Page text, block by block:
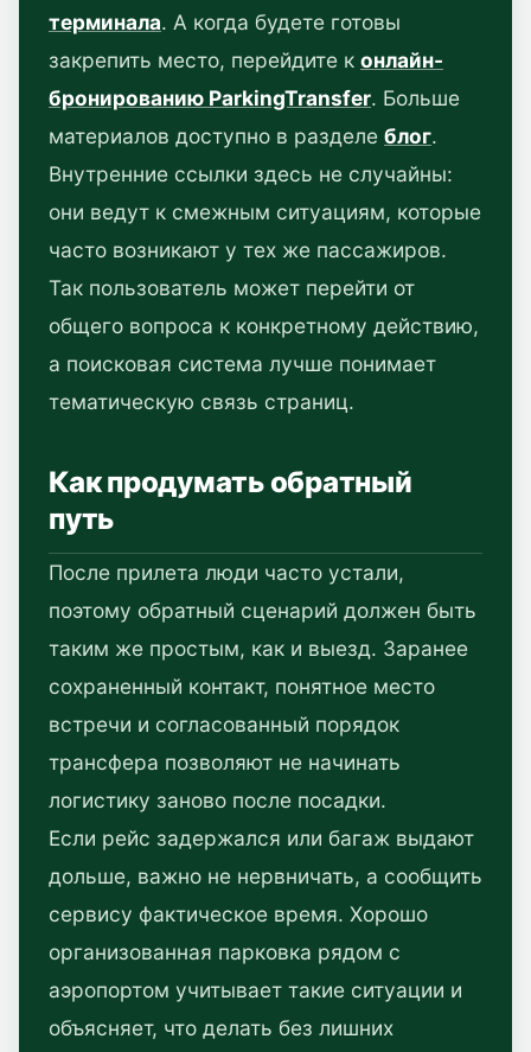
терминала. А когда будете готовы
закрепить место, перейдите к онлайн-
бронированию ParkingTransfer. Больше
материалов доступно в разделе блог.
Внутренние ссылки здесь не случайны:
они ведут к смежным ситуациям, которые
часто возникают у тех же пассажиров.
Так пользователь может перейти от
общего вопроса к конкретному действию,
а поисковая система лучше понимает
тематическую связь страниц.
Как продумать обратный
путь
После прилета люди часто устали,
поэтому обратный сценарий должен быть
таким же простым, как и выезд. Заранее
сохраненный контакт, понятное место
встречи и согласованный порядок
трансфера позволяют не начинать
логистику заново после посадки.
Если рейс задержался или багаж выдают
дольше, важно не нервничать, а сообщить
сервису фактическое время. Хорошо
организованная парковка рядом с
аэропортом учитывает такие ситуации и
объясняет, что делать без лишних